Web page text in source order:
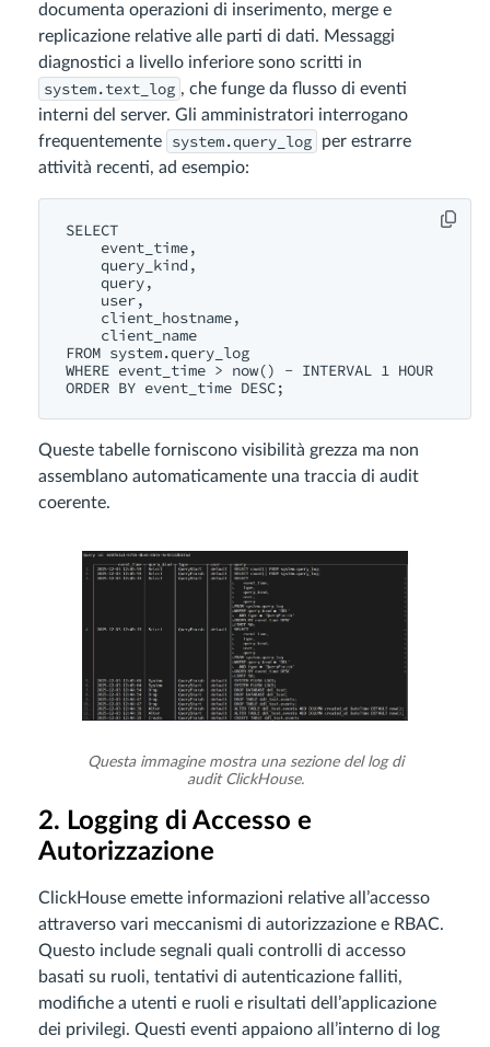
documenta operazioni di inserimento, merge e
replicazione relative alle parti di dati. Messaggi
diagnostici a livello inferiore sono scritti in
system.text_log , che funge da flusso di eventi
interni del server. Gli amministratori interrogano
frequentemente
system.query_log
per estrarre
attività recenti, ad esempio:
SELECT
    event_time,
    query_kind,
    query,
    user,
    client_hostname,
    client_name
FROM system.query_log
WHERE event_time > now() - INTERVAL 1 HOUR
Queste tabelle forniscono visibilità grezza ma non
assemblano automaticamente una traccia di audit
coerente.
Questa immagine mostra una sezione del log di
audit ClickHouse.
2. Logging di Accesso e
Autorizzazione
ClickHouse emette informazioni relative all’accesso
attraverso vari meccanismi di autorizzazione e RBAC.
Questo include segnali quali controlli di accesso
basati su ruoli, tentativi di autenticazione falliti,
modifiche a utenti e ruoli e risultati dell’applicazione
dei privilegi. Questi eventi appaiono all’interno di log